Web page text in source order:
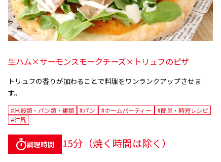
生ハム×サーモンスモークチーズ×トリュフのピザ
トリュフの香りが加わることで料理をワンランクアップさせま
す。
#米穀類・パン類・麺類 #パン #ホームパーティー
#簡単・時短レシピ
#洋風
調理時間 15分（焼く時間は除く）